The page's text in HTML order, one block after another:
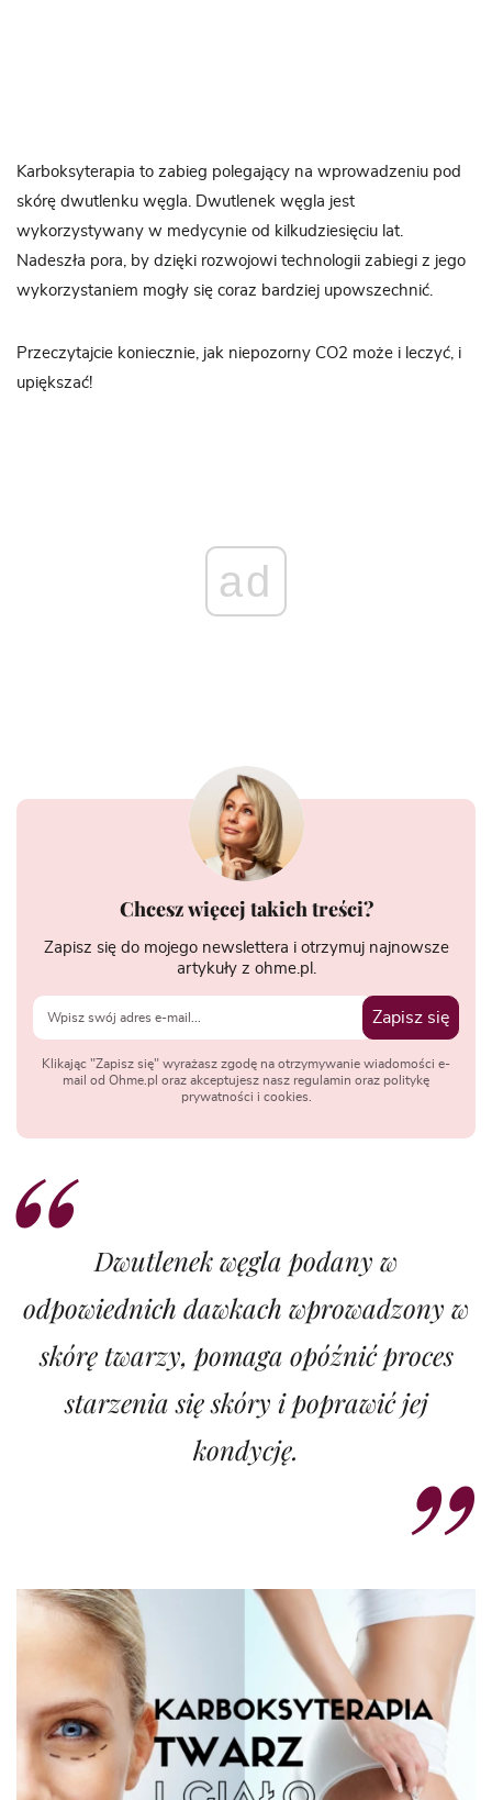
Karboksyterapia to zabieg polegający na wprowadzeniu pod
skórę dwutlenku węgla. Dwutlenek węgla jest
wykorzystywany w medycynie od kilkudziesięciu lat.
Nadeszła pora, by dzięki rozwojowi technologii zabiegi z jego
wykorzystaniem mogły się coraz bardziej upowszechnić.
Przeczytajcie koniecznie, jak niepozorny CO2 może i leczyć, i
upiększać!
ad
Chcesz więcej takich treści?
Zapisz się do mojego newslettera i otrzymuj najnowsze
artykuły z ohme.pl.
Zapisz się
Klikając "Zapisz się" wyrażasz zgodę na otrzymywanie wiadomości e-
mail od Ohme.pl oraz akceptujesz nasz regulamin oraz politykę
prywatności i cookies.
Dwutlenek węgla podany w
odpowiednich dawkach wprowadzony w
skórę twarzy, pomaga opóźnić proces
starzenia się skóry i poprawić jej
kondycję.